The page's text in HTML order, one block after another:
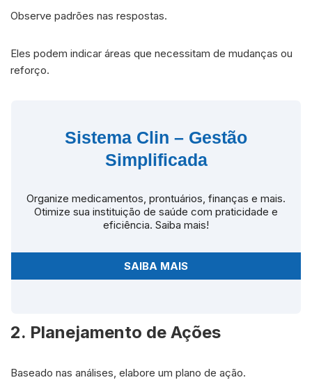
Observe padrões nas respostas.
Eles podem indicar áreas que necessitam de mudanças ou
reforço.
Sistema Clin – Gestão
Simplificada
Organize medicamentos, prontuários, finanças e mais.
Otimize sua instituição de saúde com praticidade e
eficiência. Saiba mais!
SAIBA MAIS
2. Planejamento de Ações
Baseado nas análises, elabore um plano de ação.